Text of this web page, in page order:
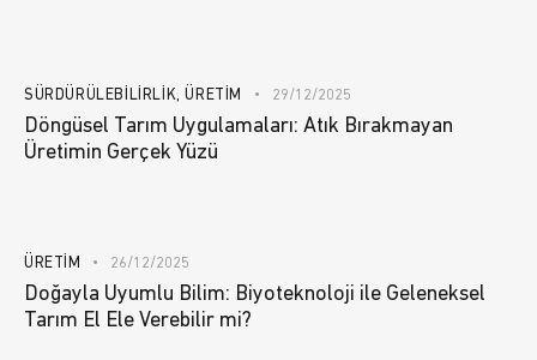
SÜRDÜRÜLEBILIRLIK,ÜRETIM 29/12/2025
Döngüsel Tarım Uygulamaları: Atık Bırakmayan
Üretimin Gerçek Yüzü
ÜRETIM 26/12/2025
Doğayla Uyumlu Bilim: Biyoteknoloji ile Geleneksel
Tarım El Ele Verebilir mi?